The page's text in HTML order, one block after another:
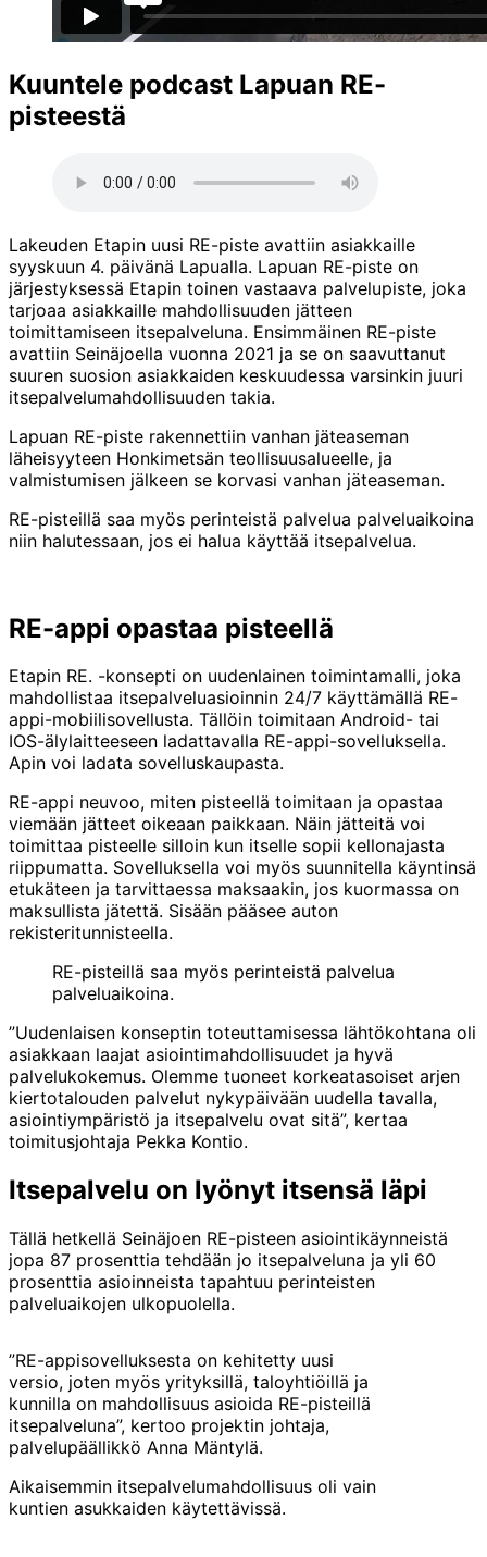
Kuuntele podcast Lapuan RE-
pisteestä
Lakeuden Etapin uusi RE-piste avattiin asiakkaille
syyskuun 4. päivänä Lapualla. Lapuan RE-piste on
järjestyksessä Etapin toinen vastaava palvelupiste, joka
tarjoaa asiakkaille mahdollisuuden jätteen
toimittamiseen itsepalveluna. Ensimmäinen RE-piste
avattiin Seinäjoella vuonna 2021 ja se on saavuttanut
suuren suosion asiakkaiden keskuudessa varsinkin juuri
itsepalvelumahdollisuuden takia.
Lapuan RE-piste rakennettiin vanhan jäteaseman
läheisyyteen Honkimetsän teollisuusalueelle, ja
valmistumisen jälkeen se korvasi vanhan jäteaseman.
RE-pisteillä saa myös perinteistä palvelua palveluaikoina
niin halutessaan, jos ei halua käyttää itsepalvelua.
RE-appi opastaa pisteellä
Etapin RE. -konsepti on uudenlainen toimintamalli, joka
mahdollistaa itsepalveluasioinnin 24/7 käyttämällä RE-
appi-mobiilisovellusta. Tällöin toimitaan Android- tai
IOS-älylaitteeseen ladattavalla RE-appi-sovelluksella.
Apin voi ladata sovelluskaupasta.
RE-appi neuvoo, miten pisteellä toimitaan ja opastaa
viemään jätteet oikeaan paikkaan. Näin jätteitä voi
toimittaa pisteelle silloin kun itselle sopii kellonajasta
riippumatta. Sovelluksella voi myös suunnitella käyntinsä
etukäteen ja tarvittaessa maksaakin, jos kuormassa on
maksullista jätettä. Sisään pääsee auton
rekisteritunnisteella.
RE-pisteillä saa myös perinteistä palvelua
palveluaikoina.
”Uudenlaisen konseptin toteuttamisessa lähtökohtana oli
asiakkaan laajat asiointimahdollisuudet ja hyvä
palvelukokemus. Olemme tuoneet korkeatasoiset arjen
kiertotalouden palvelut nykypäivään uudella tavalla,
asiointiympäristö ja itsepalvelu ovat sitä”, kertaa
toimitusjohtaja Pekka Kontio.
Itsepalvelu on lyönyt itsensä läpi
Tällä hetkellä Seinäjoen RE-pisteen asiointikäynneistä
jopa 87 prosenttia tehdään jo itsepalveluna ja yli 60
prosenttia asioinneista tapahtuu perinteisten
palveluaikojen ulkopuolella.
”RE-appisovelluksesta on kehitetty uusi
versio, joten myös yrityksillä, taloyhtiöillä ja
kunnilla on mahdollisuus asioida RE-pisteillä
itsepalveluna”, kertoo projektin johtaja,
palvelupäällikkö Anna Mäntylä.
Aikaisemmin itsepalvelumahdollisuus oli vain
kuntien asukkaiden käytettävissä.